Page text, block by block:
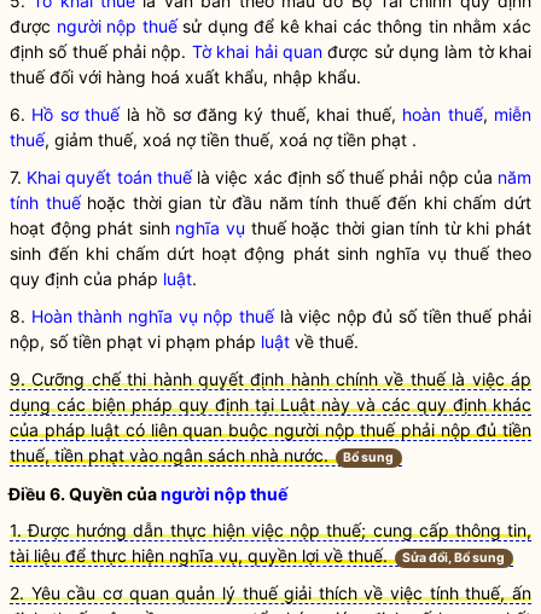
được người nộp thuếsử dụng để kê khai các thông tin nhằm xác
định số thuế phải nộp. Tờ khai hải quanđược sử dụng làm tờ khai
thuếđối với hàng hoá xuất khẩu, nhập khẩu.
6. Hồ sơ thuếlà hồ sơ đăng ký thuế, khai thuế, hoàn thuế, miễn
thuế, giảm thuế, xoá nợ tiền thuế, xoá nợ tiền phạt .
7. Khai quyết toán thuếlà việc xác định số thuế phải nộp của năm
tính thuếhoặc thời gian từ đầu năm tính thuếđến khi chấm dứt
hoạt động phát sinh nghĩa vụ thuế hoặc thời gian tính từ khi phát
sinh đến khi chấm dứt hoạt động phát sinh nghĩa vụ thuế theo
quy định của pháp luật.
8. Hoàn thành nghĩa vụ nộp thuếlà việc nộp đủ số tiền thuế phải
nộp, số tiền phạt vi phạm pháp luật về thuế.
9. Cưỡng chế thi hành quyết định hành chính về thuế là việc áp
dụng các biện pháp quy định tại Luật này và các quy định khác
của pháp luật có liên quan buộc người nộp thuế phải nộp đủ tiền
thuế, tiền phạt vào ngân sách nhà nước.
Bổ sung
Điều 6. Quyền củangười nộp thuế
1. Được hướng dẫn thực hiện việc nộp thuế; cung cấp thông tin,
tài liệu để thực hiện nghĩa vụ, quyền lợi về thuế.
Sửa đổi, Bổ sung
2. Yêu cầu cơ quan quản lý thuế giải thích về việc tính thuế, ấn